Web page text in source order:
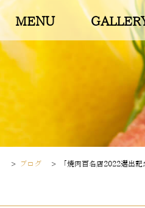
MENU
> ブログ > 「焼肉百名店2022選出